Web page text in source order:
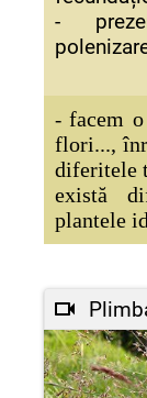
-
- facem
flori...,
diferitele
există
plantele